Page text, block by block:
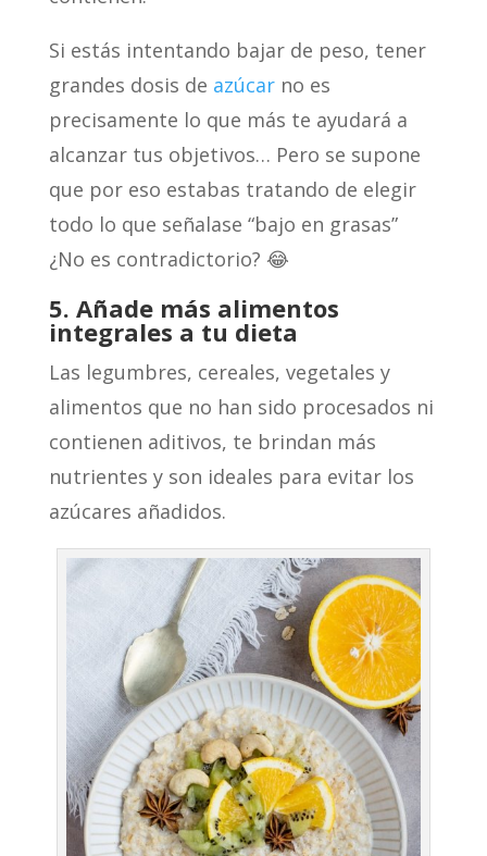
Si estás intentando bajar de peso, tener
grandes dosis de azúcarno es
precisamente lo que más te ayudará a
alcanzar tus objetivos… Pero se supone
que por eso estabas tratando de elegir
todo lo que señalase “bajo en grasas”
¿No es contradictorio? 😂
5. Añade más alimentos
integrales a tu dieta
Las legumbres, cereales, vegetales y
alimentos que no han sido procesados ni
contienen aditivos, te brindan más
nutrientes y son ideales para evitar los
azúcares añadidos.